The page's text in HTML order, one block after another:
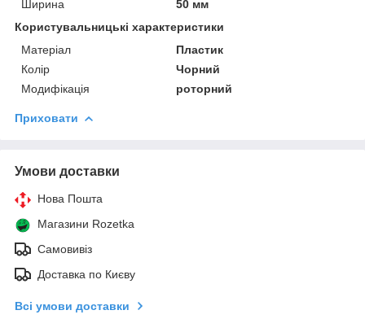
Ширина
50 мм
Користувальницькі характеристики
Матеріал
Пластик
Колір
Чорний
Модифікація
роторний
Приховати
Умови доставки
Нова Пошта
Магазини Rozetka
Самовивіз
Доставка по Києву
Всі умови доставки